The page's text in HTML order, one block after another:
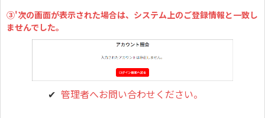
③'次の画面が表示された場合は、システム上のご登録情報と一致し
ませんでした。
管理者へお問い合わせください。